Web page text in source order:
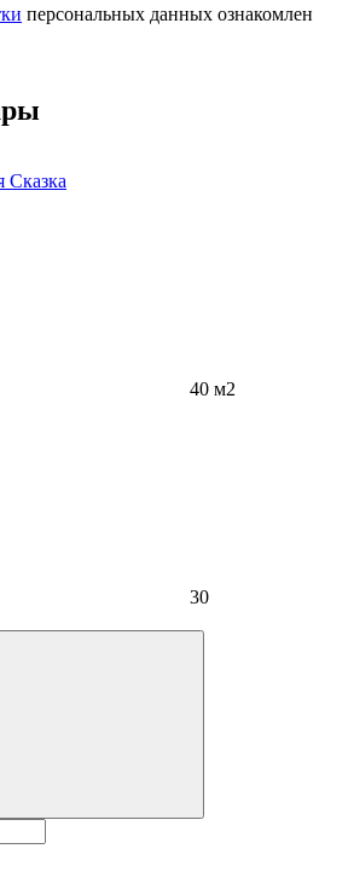
персональных данных ознакомлен
Сказка
40 м2
30